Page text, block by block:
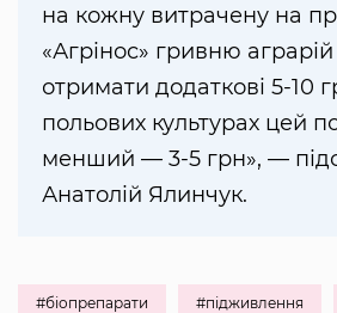
на кожну витрачену на
«Агрінос» гривню
отримати додаткові 5-10
польових культурах цей
менший — 3-5 грн», —
Анатолій Ялинчук.
#біопрепарати #підживлення